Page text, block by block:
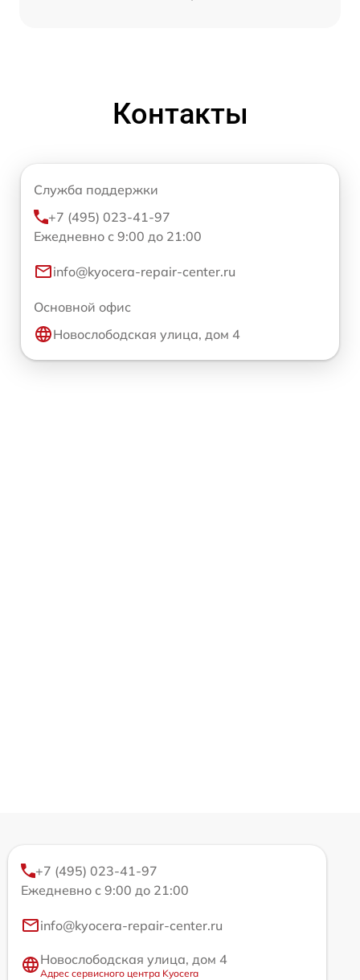
Контакты
Служба поддержки
+7 (495) 023-41-97
Ежедневно с 9:00 до 21:00
info@kyocera-repair-center.ru
Основной офис
Новослободская улица, дом 4
+7 (495) 023-41-97
Ежедневно с 9:00 до 21:00
info@kyocera-repair-center.ru
Новослободская улица, дом 4
Адрес сервисного центра Kyocera